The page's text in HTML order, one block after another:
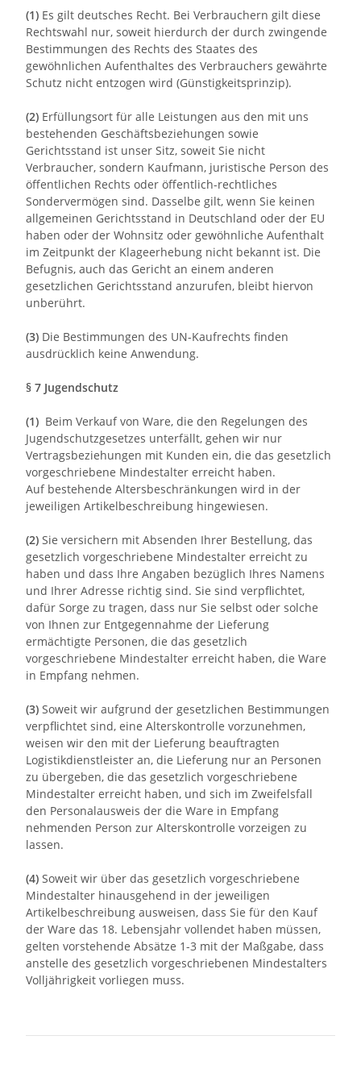
(1) Es gilt deutsches Recht. Bei Verbrauchern gilt diese
Rechtswahl nur, soweit hierdurch der durch zwingende
Bestimmungen des Rechts des Staates des
gewöhnlichen Aufenthaltes des Verbrauchers gewährte
Schutz nicht entzogen wird (Günstigkeitsprinzip).
(2) Erfüllungsort für alle Leistungen aus den mit uns
bestehenden Geschäftsbeziehungen sowie
Gerichtsstand ist unser Sitz, soweit Sie nicht
Verbraucher, sondern Kaufmann, juristische Person des
öffentlichen Rechts oder öffentlich-rechtliches
Sondervermögen sind. Dasselbe gilt, wenn Sie keinen
allgemeinen Gerichtsstand in Deutschland oder der EU
haben oder der Wohnsitz oder gewöhnliche Aufenthalt
im Zeitpunkt der Klageerhebung nicht bekannt ist. Die
Befugnis, auch das Gericht an einem anderen
gesetzlichen Gerichtsstand anzurufen, bleibt hiervon
unberührt.
(3) Die Bestimmungen des UN-Kaufrechts finden
ausdrücklich keine Anwendung.
§ 7 Jugendschutz
(1) Beim Verkauf von Ware, die den Regelungen des
Jugendschutzgesetzes unterfällt, gehen wir nur
Vertragsbeziehungen mit Kunden ein, die das gesetzlich
vorgeschriebene Mindestalter erreicht haben.
Auf bestehende Altersbeschränkungen wird in der
jeweiligen Artikelbeschreibung hingewiesen.
(2) Sie versichern mit Absenden Ihrer Bestellung, das
gesetzlich vorgeschriebene Mindestalter erreicht zu
haben und dass Ihre Angaben bezüglich Ihres Namens
und Ihrer Adresse richtig sind. Sie sind verpflichtet,
dafür Sorge zu tragen, dass nur Sie selbst oder solche
von Ihnen zur Entgegennahme der Lieferung
ermächtigte Personen, die das gesetzlich
vorgeschriebene Mindestalter erreicht haben, die Ware
in Empfang nehmen.
(3) Soweit wir aufgrund der gesetzlichen Bestimmungen
verpflichtet sind, eine Alterskontrolle vorzunehmen,
weisen wir den mit der Lieferung beauftragten
Logistikdienstleister an, die Lieferung nur an Personen
zu übergeben, die das gesetzlich vorgeschriebene
Mindestalter erreicht haben, und sich im Zweifelsfall
den Personalausweis der die Ware in Empfang
nehmenden Person zur Alterskontrolle vorzeigen zu
lassen.
(4) Soweit wir über das gesetzlich vorgeschriebene
Mindestalter hinausgehend in der jeweiligen
Artikelbeschreibung ausweisen, dass Sie für den Kauf
der Ware das 18. Lebensjahr vollendet haben müssen,
gelten vorstehende Absätze 1-3 mit der Maßgabe, dass
anstelle des gesetzlich vorgeschriebenen Mindestalters
Volljährigkeit vorliegen muss.